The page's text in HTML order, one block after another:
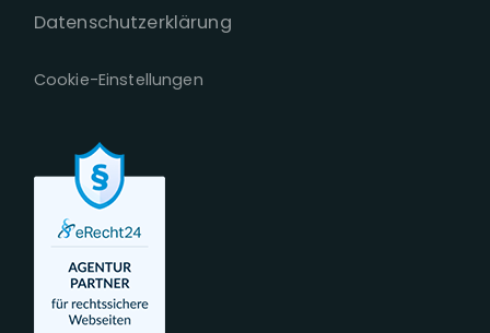
Datenschutzerklärung
Cookie-Einstellungen